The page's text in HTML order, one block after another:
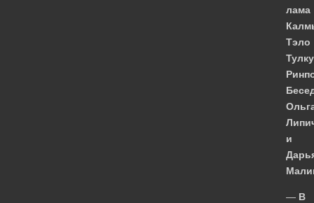
лама
Тэло
Тулку
и
— В